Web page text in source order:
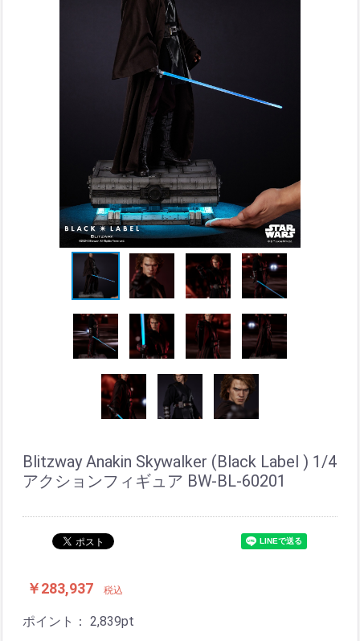
Blitzway Anakin Skywalker (Black Label ) 1/4
アクションフィギュア BW-BL-60201
￥283,937 税込
ポイント： 2,839pt